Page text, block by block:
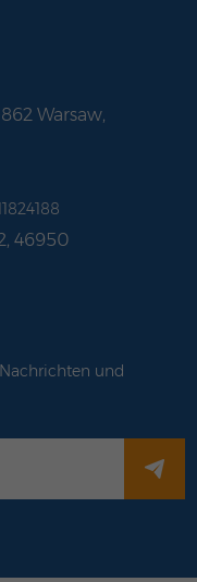
Warsaw,
46950
und